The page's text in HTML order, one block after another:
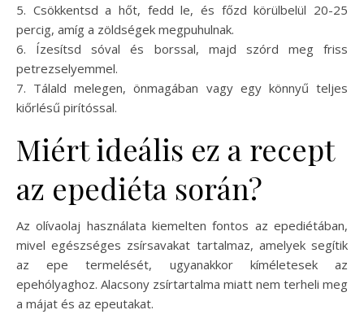
5. Csökkentsd a hőt, fedd le, és főzd körülbelül 20-25
percig, amíg a zöldségek megpuhulnak.
6. Ízesítsd sóval és borssal, majd szórd meg friss
petrezselyemmel.
7. Tálald melegen, önmagában vagy egy könnyű teljes
kiőrlésű pirítóssal.
Miért ideális ez a recept
az epediéta során?
Az olívaolaj használata kiemelten fontos az epediétában,
mivel egészséges zsírsavakat tartalmaz, amelyek segítik
az epe termelését, ugyanakkor kíméletesek az
epehólyaghoz. Alacsony zsírtartalma miatt nem terheli meg
a májat és az epeutakat.